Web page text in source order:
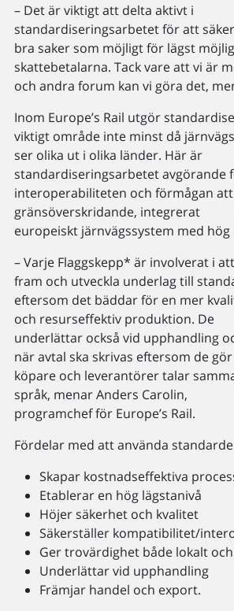
– Det är viktigt att delta aktivt i
standardiseringsarbetet för att
bra saker som möjligt för lägst
skattebetalarna. Tack vare att vi är
och andra forum kan vi göra det,
Inom Europe’s Rail utgör
viktigt område inte minst då
ser olika ut i olika länder. Här är
standardiseringsarbetet avgörande
interoperabiliteten och förmågan
gränsöverskridande, integrerat
europeiskt järnvägssystem med hög
– Varje Flaggskepp* är involverat i
fram och utveckla underlag till
eftersom det bäddar för en mer
och resurseffektiv produktion. De
underlättar också vid upphandling
när avtal ska skrivas eftersom de
köpare och leverantörer talar
språk, menar Anders Carolin,
programchef för Europe’s Rail.
Fördelar med att använda
Skapar kostnadseffektiva
Etablerar en hög lägstanivå
Höjer säkerhet och kvalitet
Säkerställer kompatibilitet/
Ger trovärdighet både lokalt
Underlättar vid upphandling
Främjar handel och export.